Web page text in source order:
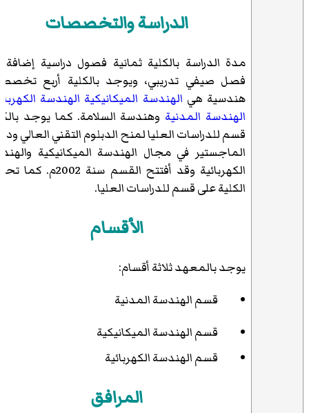
الدراسة والتخصصات
مدة الدراسة بالكلية ثمانية فصول دراسية إضافة
فصل صيفي تدريبي، ويوجد بالكلية أربع
هندسية هي الهندسة الميكانيكية الهندسة
الهندسة المدنية وهندسة السلامة. كما يوجد
قسم للدراسات العليا لمنح الدبلوم التقني العالي
الماجستير في مجال الهندسة الميكانيكية
الكهربائية وقد أفتتح القسم سنة
الكلية على قسم للدراسات العليا.
الأقسام
يوجد بالمعهد ثلاثة أقسام:
قسم الهندسة المدنية
قسم الهندسة الميكانيكية
قسم الهندسة الكهربائية
المرافق